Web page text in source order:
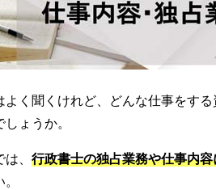
く聞くけれど、どんな仕事をす
ょうか。
、 行政書士の独占業務や仕事内